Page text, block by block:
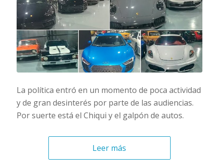
La política entró en un momento de poca actividad
y de gran desinterés por parte de las audiencias.
Por suerte está el Chiqui y el galpón de autos.
Leer más